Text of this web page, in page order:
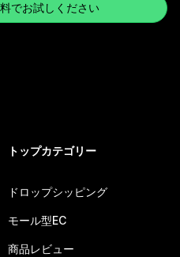
でお試しください
トップカテゴリー
ドロップシッピング
モール型EC
商品レビュー